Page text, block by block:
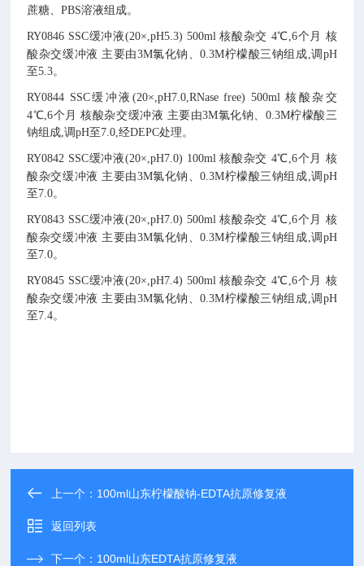
蔗糖、PBS溶液组成。
RY0846 SSC缓冲液(20×,pH5.3) 500ml 核酸杂交 4℃,6个月
核
酸杂交缓冲液 主要由3M氯化钠、0.3M柠檬酸三钠组成,调pH
至5.3。
RY0844 SSC缓冲液(20×,pH7.0,RNase free) 500ml 核酸杂交
4℃,6个月
核酸杂交缓冲液 主要由3M氯化钠、0.3M柠檬酸三
钠组成,调pH至7.0,经DEPC处理。
RY0842 SSC缓冲液(20×,pH7.0) 100ml 核酸杂交 4℃,6个月
核
酸杂交缓冲液 主要由3M氯化钠、0.3M柠檬酸三钠组成,调pH
至7.0。
RY0843 SSC缓冲液(20×,pH7.0) 500ml 核酸杂交 4℃,6个月
核
酸杂交缓冲液 主要由3M氯化钠、0.3M柠檬酸三钠组成,调pH
至7.0。
RY0845 SSC缓冲液(20×,pH7.4) 500ml 核酸杂交 4℃,6个月
核
酸杂交缓冲液 主要由3M氯化钠、0.3M柠檬酸三钠组成,调pH
至7.4。
上一个： 100ml山东柠檬酸钠-EDTA抗原修复液
返回列表
下一个： 100ml山东EDTA抗原修复液